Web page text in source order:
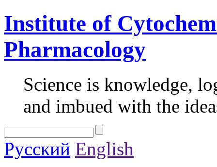
Institute of
Pharmacology
Science is knowledge,
and imbued with the
Русский English